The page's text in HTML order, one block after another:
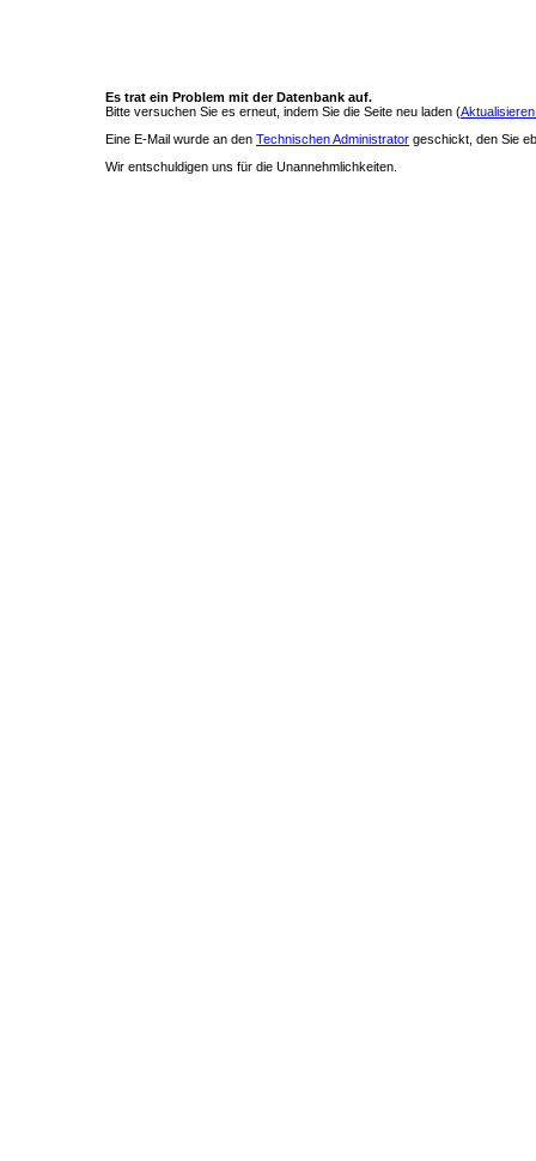
Es trat ein Problem mit der Datenbank auf.
Bitte versuchen Sie es erneut, indem Sie die Seite neu laden (
Eine E-Mail wurde an den Technischen Administrator geschickt, den Sie
Wir entschuldigen uns für die Unannehmlichkeiten.